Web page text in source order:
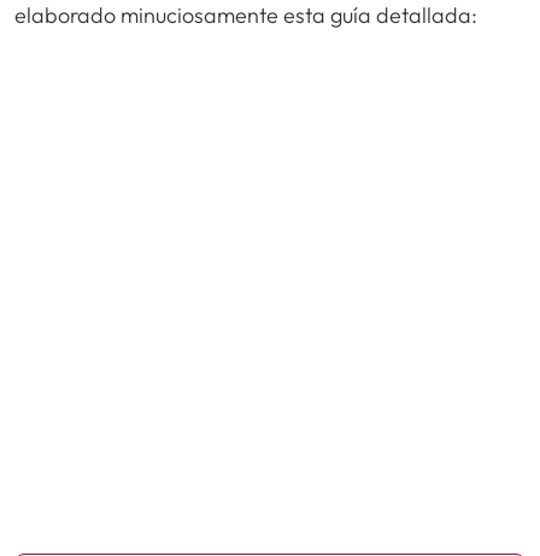
elaborado minuciosamente esta guía detallada: